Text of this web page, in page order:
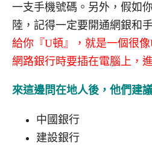
一支手機號碼。另外，假如
陸，記得一定要開通網銀和
給你『U頓』，就是一個很
網路銀行時要插在電腦上，
來這邊問在地人後，他們建
中國銀行
建設銀行